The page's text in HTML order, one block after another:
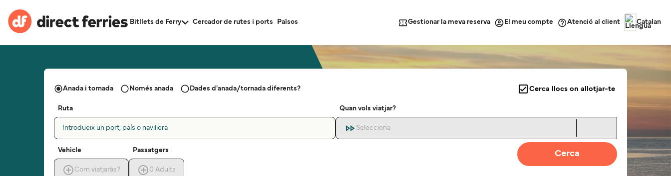
Bitllets de Ferry Cercador de rutes i ports Països Gestionar la meva reserva El meu compte Atenció al client Catalan
Anada i tornada Només anada Dades d'anada/tornada diferents? Cerca llocs on allotjar-te
Ruta
Introdueix un port, país o naviliera
Quan vols viatjar?
Selecciona
Vehicle
Com viatjaràs?
Passatgers
0 Adults
Cerca